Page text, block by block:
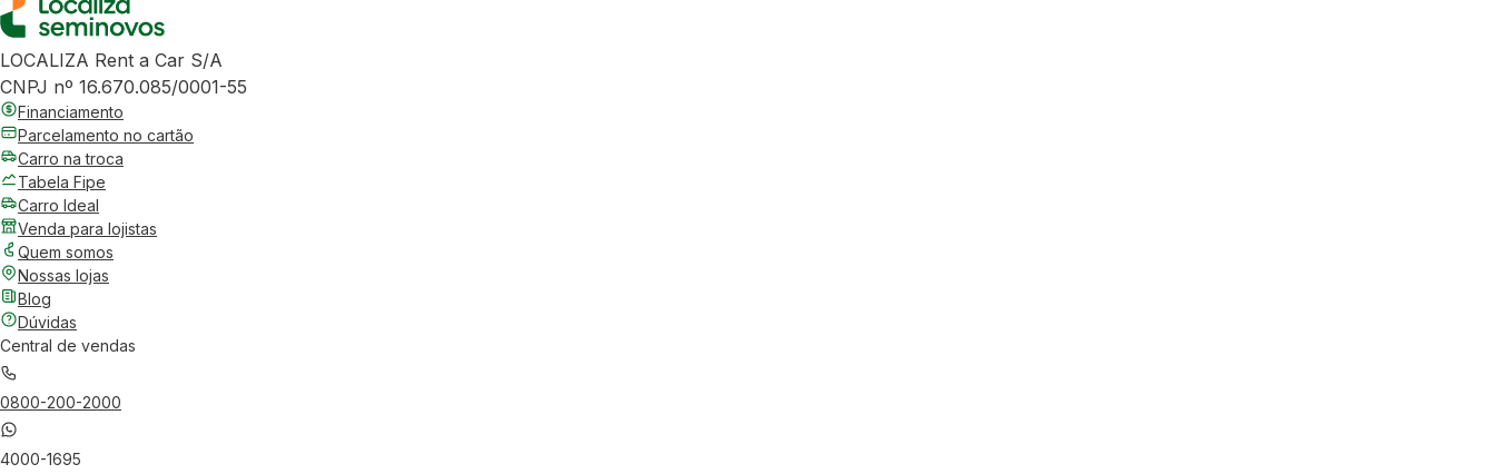
LOCALIZA Rent a Car S/A
CNPJ nº 16.670.085/0001-55
Financiamento
Parcelamento no cartão
Carro na troca
Tabela Fipe
Carro Ideal
Venda para lojistas
Quem somos
Nossas lojas
Blog
Dúvidas
Central de vendas
0800-200-2000
4000-1695